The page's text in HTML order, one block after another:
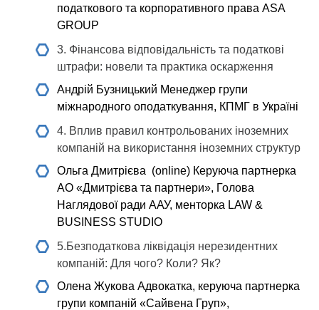
податкового та корпоративного права ASA
GROUP
3. Фінансова відповідальність та податкові
штрафи: новели та практика оскарження
Андрій Бузницький Менеджер групи
міжнародного оподаткування, КПМГ в Україні
4. Вплив правил контрольованих іноземних
компаній на використання іноземних структур
Ольга Дмитрієва (online) Керуюча партнерка
АО «Дмитрієва та партнери», Голова
Наглядової ради ААУ, менторка LAW &
BUSINESS STUDIO
5.Безподаткова ліквідація нерезидентних
компаній: Для чого? Коли? Як?
Олена Жукова Адвокатка, керуюча партнерка
групи компаній «Сайвена Груп»,